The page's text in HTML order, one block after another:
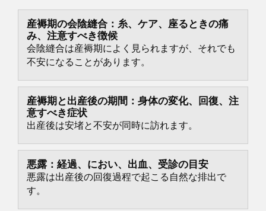
産褥期の会陰縫合：糸、ケア、座るときの痛
み、注意すべき徴候
会陰縫合は産褥期によく見られますが、それでも
不安になることがあります。
産褥期と出産後の期間：身体の変化、回復、注
意すべき症状
出産後は安堵と不安が同時に訪れます。
悪露：経過、におい、出血、受診の目安
悪露は出産後の回復過程で起こる自然な排出で
す。